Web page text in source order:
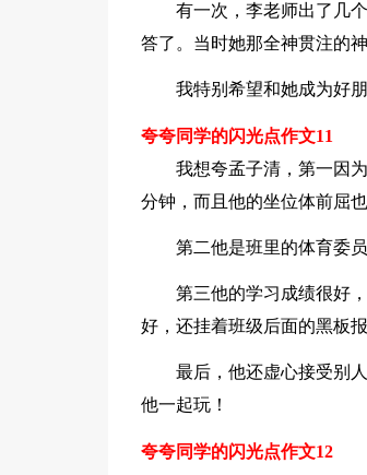
有一次，李老师出了几
答了。当时她那全神贯注的
我特别希望和她成为好
夸夸同学的闪光点作文11
我想夸孟子清，第一因
分钟，而且他的坐位体前屈
第二他是班里的体育委
第三他的学习成绩很好
好，还挂着班级后面的黑板
最后，他还虚心接受别
他一起玩！
夸夸同学的闪光点作文12